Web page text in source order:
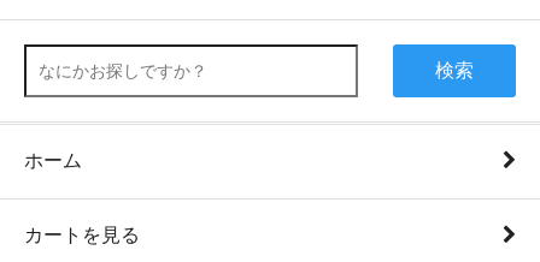
検索
ホーム
カートを見る